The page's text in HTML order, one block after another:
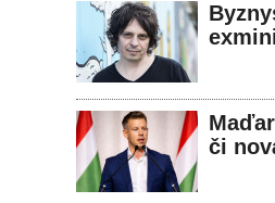
či